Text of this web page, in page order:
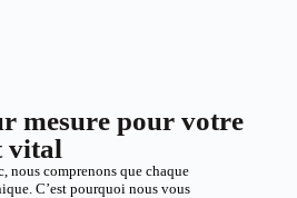
mesure pour votre
vital
nous comprenons que chaque
C’est pourquoi nous vous